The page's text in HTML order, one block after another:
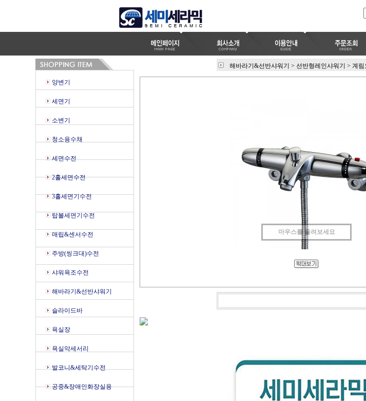
양변기
세면기
소변기
청소용수채
세면수전
2홀세면수전
3홀세면기수전
탑볼세면기수전
매립&센서수전
주방(씽크대)수전
샤워욕조수전
해바라기&선반샤워기
슬라이드바
욕실장
욕실악세서리
발코니&세탁기수전
공중&장애인화장실용
해바라기&선반샤워기 > 선반형레인샤워기 > 계림
마우스를 올려보세요